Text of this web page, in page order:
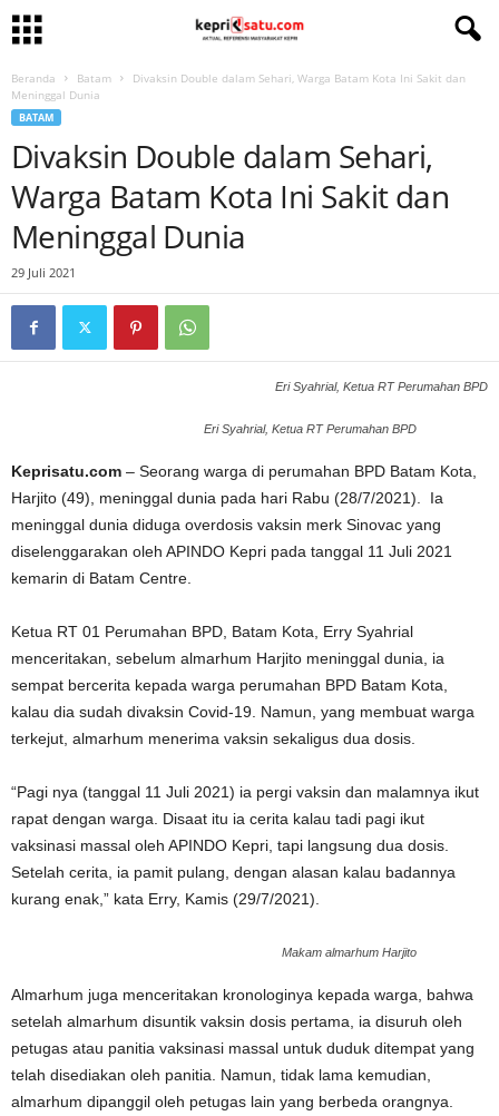
Beranda Batam
Divaksin Double dalam Sehari, Warga Batam Kota Ini Sakit dan
Meninggal Dunia
BATAM
Divaksin Double dalam Sehari,
Warga Batam Kota Ini Sakit dan
Meninggal Dunia
29 Juli 2021
Eri Syahrial, Ketua RT Perumahan BPD
Eri Syahrial, Ketua RT Perumahan BPD
Keprisatu.com – Seorang warga di perumahan BPD Batam Kota,
Harjito (49), meninggal dunia pada hari Rabu (28/7/2021). Ia
meninggal dunia diduga overdosis vaksin merk Sinovac yang
diselenggarakan oleh APINDO Kepri pada tanggal 11 Juli 2021
kemarin di Batam Centre.
Ketua RT 01 Perumahan BPD, Batam Kota, Erry Syahrial
menceritakan, sebelum almarhum Harjito meninggal dunia, ia
sempat bercerita kepada warga perumahan BPD Batam Kota,
kalau dia sudah divaksin Covid-19. Namun, yang membuat warga
terkejut, almarhum menerima vaksin sekaligus dua dosis.
“Pagi nya (tanggal 11 Juli 2021) ia pergi vaksin dan malamnya ikut
rapat dengan warga. Disaat itu ia cerita kalau tadi pagi ikut
vaksinasi massal oleh APINDO Kepri, tapi langsung dua dosis.
Setelah cerita, ia pamit pulang, dengan alasan kalau badannya
kurang enak,” kata Erry, Kamis (29/7/2021).
Makam almarhum Harjito
Almarhum juga menceritakan kronologinya kepada warga, bahwa
setelah almarhum disuntik vaksin dosis pertama, ia disuruh oleh
petugas atau panitia vaksinasi massal untuk duduk ditempat yang
telah disediakan oleh panitia. Namun, tidak lama kemudian,
almarhum dipanggil oleh petugas lain yang berbeda orangnya.